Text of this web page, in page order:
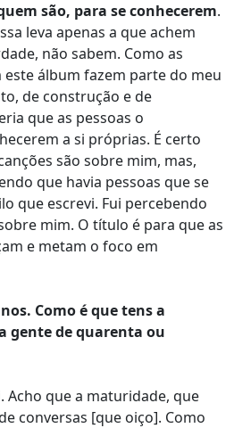
são, para se conhecerem.
leva apenas a que achem
não sabem. Como as
álbum fazem parte do meu
de construção e de
que as pessoas o
a si próprias. É certo
são sobre mim, mas,
que havia pessoas que se
que escrevi. Fui percebendo
mim. O título é para que as
e metam o foco em
Como é que tens a
gente de quarenta ou
Acho que a maturidade, que
conversas [que oiço]. Como